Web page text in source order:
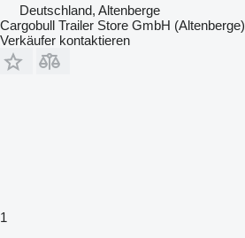
Deutschland, Altenberge
Cargobull Trailer Store GmbH (Altenberge)
Verkäufer kontaktieren
1